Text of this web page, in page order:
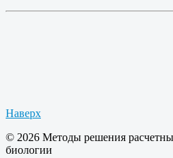
Наверх
© 2026 Методы решения
биологии